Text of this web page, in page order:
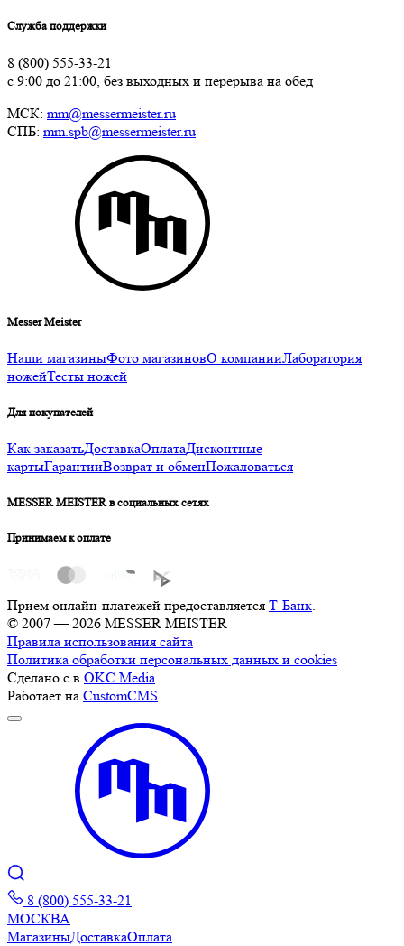
Служба поддержки
8 (800) 555-33-21
с 9:00 до 21:00, без выходных и перерыва на обед
МСК: mm@messermeister.ru
СПБ: mm.spb@messermeister.ru
Messer Meister
Наши магазиныФото магазиновО компанииЛаборатория
ножейТесты ножей
Для покупателей
Как заказатьДоставкаОплатаДисконтные
картыГарантииВозврат и обменПожаловаться
MESSER MEISTER в социальных сетях
Принимаем к оплате
Прием онлайн-платежей предоставляется Т-Банк
© 2007 — 2026 MESSER MEISTER
Правила использования сайта
Политика обработки персональных данных и cookies
Сделано с в OKC.Media
Работает на CustomCMS
8 (800) 555-33-21
МОСКВА
МагазиныДоставкаОплата